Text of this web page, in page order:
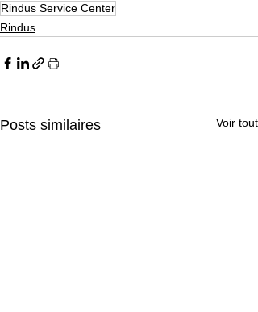
Rindus Service Center
Rindus
Posts similaires Voir tout